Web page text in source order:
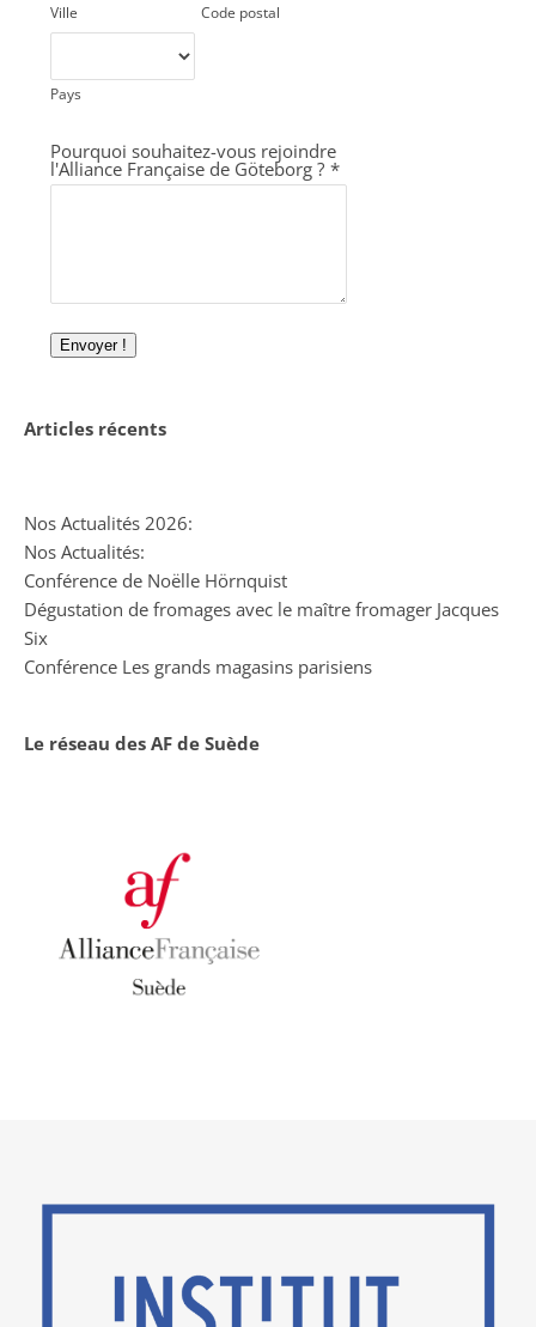
Ville Code postal
Pays
Pourquoi souhaitez-vous rejoindre
l'Alliance Française de Göteborg ? *
Envoyer !
Articles récents
Nos Actualités 2026:
Nos Actualités:
Conférence de Noëlle Hörnquist
Dégustation de fromages avec le maître fromager Jacques
Six
Conférence Les grands magasins parisiens
Le réseau des AF de Suède